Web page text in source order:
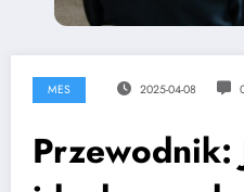
MES 2025-04-08
Przewodnik: